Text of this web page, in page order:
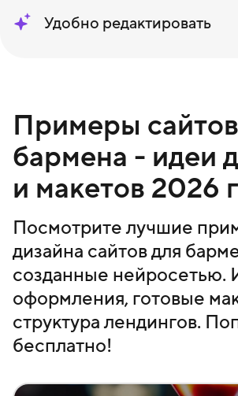
Удобно редактировать
Примеры
бармена - идеи
и макетов 2026
Посмотрите лучшие
дизайна сайтов для
созданные нейросетью.
оформления, готовые
структура лендингов.
бесплатно!